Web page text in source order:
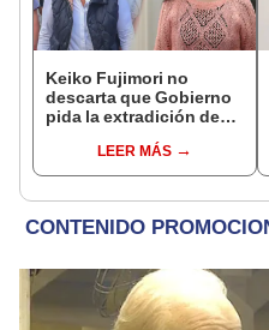
Keiko Fujimori no
descarta que Gobierno
pida la extradición de
dentro de nuestras
facultades"
LEER MÁS